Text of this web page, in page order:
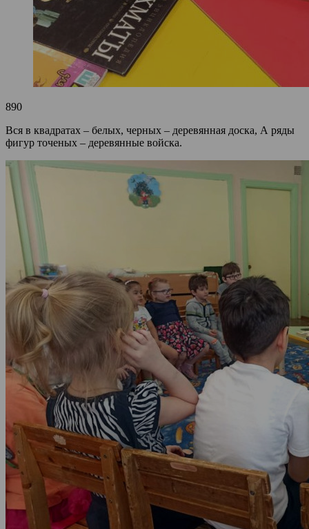
890
Вся в квадратах – белых, черных – деревянная доска, А ряды
фигур точеных – деревянные войска.